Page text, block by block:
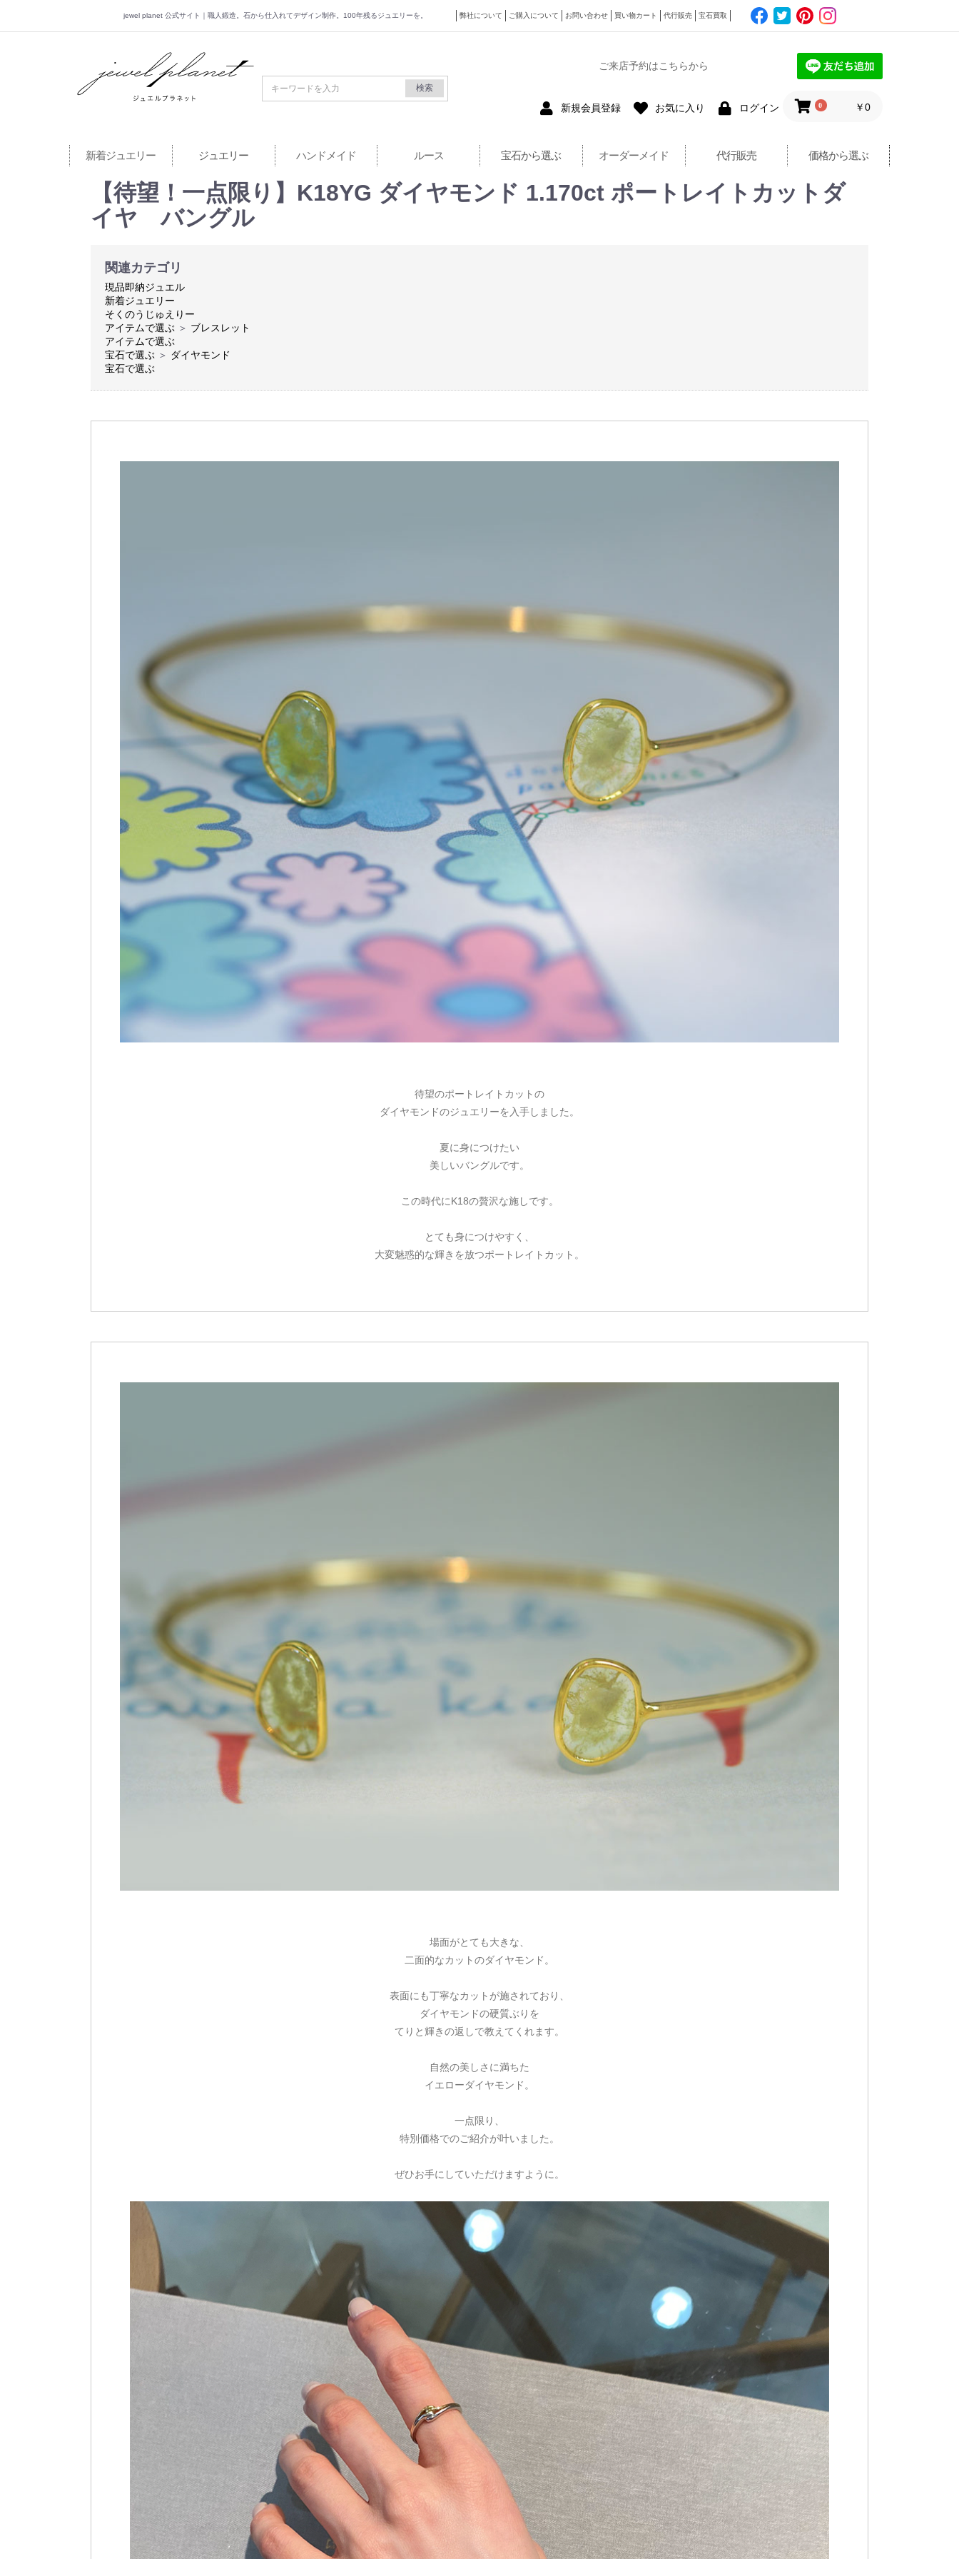
jewel planet 公式サイト｜職人鍛造。石から仕入れてデザイン制作。100年残るジュエリーを。 弊社について ご購入について お問い合わせ 買い物カート 代行販売 宝石買取
jewel planet 公式サイト
検索
ご来店予約はこちらから
新規会員登録 お気に入り ログイン 0 ￥0
新着ジュエリー ジュエリー ハンドメイド ルース 宝石から選ぶ オーダーメイド 代行販売 価格から選ぶ
【待望！一点限り】K18YG ダイヤモンド 1.170ct ポートレイトカットダ
イヤ バングル
関連カテゴリ
現品即納ジュエル
新着ジュエリー
そくのうじゅえりー
アイテムで選ぶ ＞ ブレスレット
アイテムで選ぶ
宝石で選ぶ ＞ ダイヤモンド
宝石で選ぶ
待望のポートレイトカットの
ダイヤモンドのジュエリーを入手しました。
夏に身につけたい
美しいバングルです。
この時代にK18の贅沢な施しです。
とても身につけやすく、
大変魅惑的な輝きを放つポートレイトカット。
場面がとても大きな、
二面的なカットのダイヤモンド。
表面にも丁寧なカットが施されており、
ダイヤモンドの硬質ぶりを
てりと輝きの返しで教えてくれます。
自然の美しさに満ちた
イエローダイヤモンド。
一点限り、
特別価格でのご紹介が叶いました。
ぜひお手にしていただけますように。